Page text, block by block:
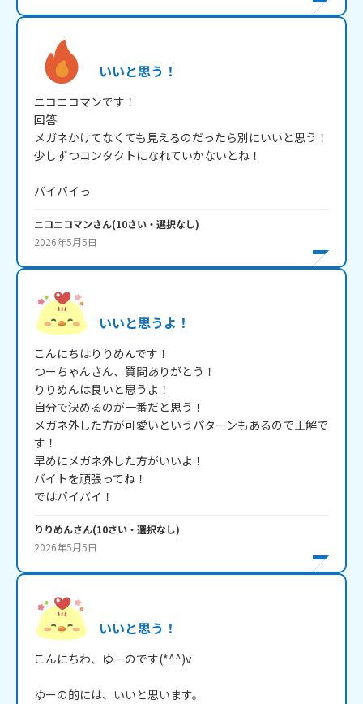
いいと思う！
ニコニコマンです！
回答
メガネかけてなくても見えるのだったら別にいいと思う！
少しずつコンタクトになれていかないとね！
バイバイっ
ニコニコマンさん(10さい・ 選択なし)
2026年5月5日
いいと思うよ！
こんにちはりりめんです！
つーちゃんさん、質問ありがとう！
りりめんは良いと思うよ！
自分で決めるのが一番だと思う！
メガネ外した方が可愛いというパターンもあるので正解で
す！
早めにメガネ外した方がいいよ！
バイトを頑張ってね！
ではバイバイ！
りりめんさん(10さい・ 選択なし)
2026年5月5日
いいと思う！
こんにちわ、ゆーのです(*^^)v
ゆーの的には、いいと思います。